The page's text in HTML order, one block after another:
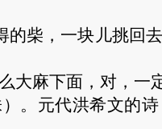
柴，一块儿挑回
大麻下面，对，一
。元代洪希文的